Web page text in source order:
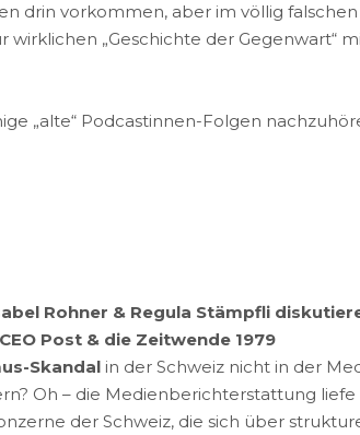
drin vorkommen, aber im völlig
„Geschichte der Gegenwart“
„alte“ Podcastinnen-Folgen
Rohner & Regula Stämpfli
Post & die Zeitwende 1979
Skandalin der Schweiz nicht in der
Oh – die Medienberichterstattung liefe
der Schweiz, die sich über